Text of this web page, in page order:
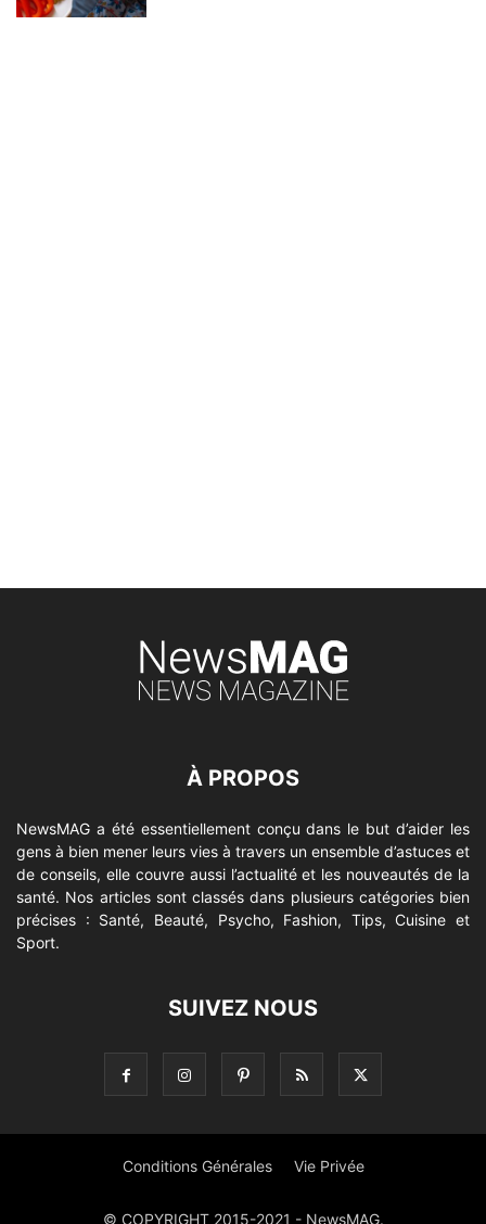
À PROPOS
NewsMAG a été essentiellement conçu dans le but d’aider les
gens à bien mener leurs vies à travers un ensemble d’astuces et
de conseils, elle couvre aussi l’actualité et les nouveautés de la
santé. Nos articles sont classés dans plusieurs catégories bien
précises : Santé, Beauté, Psycho, Fashion, Tips, Cuisine et
Sport.
SUIVEZ NOUS
Conditions Générales Vie Privée
© COPYRIGHT 2015-2021 - NewsMAG.